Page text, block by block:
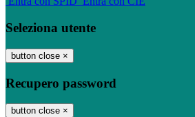
Seleziona utente
button close ×
Recupero password
button close ×